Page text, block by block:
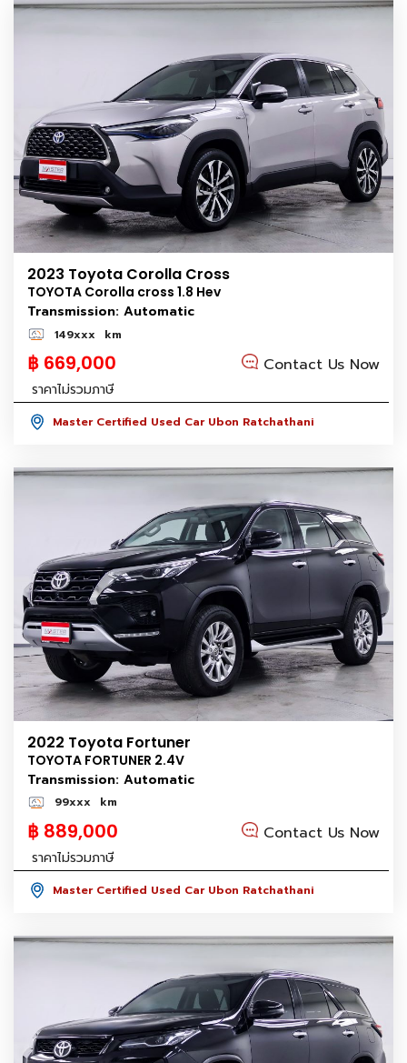
2023 Toyota Corolla Cross
TOYOTA Corolla cross 1.8 Hev
Transmission: Automatic
149xxx km
฿ 669,000 Contact Us Now
ราคาไม่รวมภาษี
Master Certified Used Car Ubon Ratchathani
2022 Toyota Fortuner
TOYOTA FORTUNER 2.4V
Transmission: Automatic
99xxx km
฿ 889,000 Contact Us Now
ราคาไม่รวมภาษี
Master Certified Used Car Ubon Ratchathani